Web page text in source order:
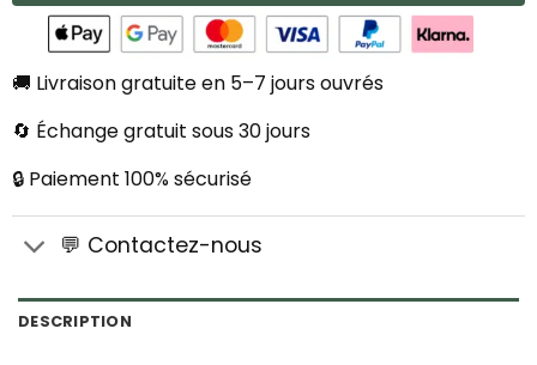
🚚 Livraison gratuite en 5–7 jours ouvrés
🔄 Échange gratuit sous 30 jours
🔒 Paiement 100% sécurisé
💬 Contactez-nous
DESCRIPTION